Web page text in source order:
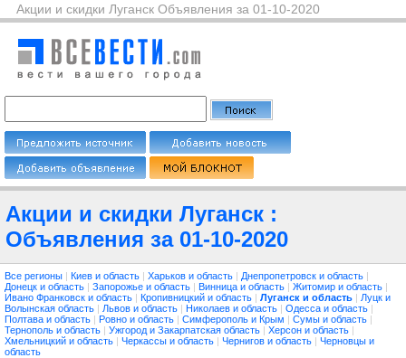
Акции и скидки Луганск Объявления за 01-10-2020
Акции и скидки Луганск :
Объявления за 01-10-2020
Все регионы | Киев и область | Харьков и область | Днепропетровск и область |
Донецк и область | Запорожье и область | Винница и область | Житомир и область |
Ивано Франковск и область | Кропивницкий и область | Луганск и область | Луцк и
Волынская область | Львов и область | Николаев и область | Одесса и область |
Полтава и область | Ровно и область | Симферополь и Крым | Сумы и область |
Тернополь и область | Ужгород и Закарпатская область | Херсон и область |
Хмельницкий и область | Черкассы и область | Чернигов и область | Черновцы и
область